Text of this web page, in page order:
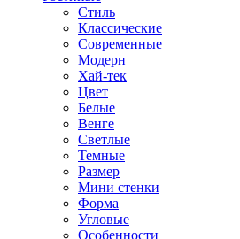
Стиль
Классические
Современные
Модерн
Хай-тек
Цвет
Белые
Венге
Светлые
Темные
Размер
Мини стенки
Форма
Угловые
Особенности